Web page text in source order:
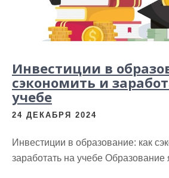
Инвестиции в
сэкономить и
учебе
24 ДЕКАБРЯ 2024
Инвестиции в образование: как
заработать на учебе